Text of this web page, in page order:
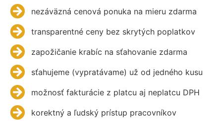
nezáväzná cenová ponuka na mieru zdarma
transparentné ceny bez skrytých poplatkov
zapožičanie krabíc na sťahovanie zdarma
sťahujeme (vypratávame) už od jedného kusu
možnosť fakturácie z platcu aj neplatcu DPH
korektný a ľudský prístup pracovníkov